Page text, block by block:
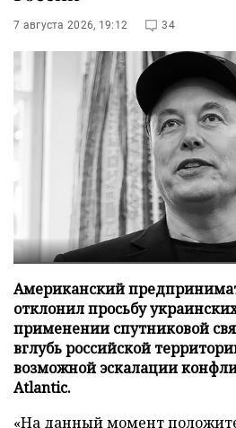
7 августа 2026, 19:12 34
Американский
отклонил просьбу
применении спутниковой
вглубь российской
возможной эскалации
Atlantic.
«На данный момент